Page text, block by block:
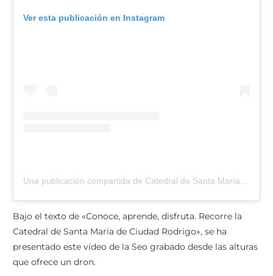
Ver esta publicación en Instagram
Bajo el texto de «Conoce, aprende, disfruta. Recorre la
Catedral de Santa María de Ciudad Rodrigo», se ha
presentado este vídeo de la Seo grabado desde las alturas
que ofrece un dron.